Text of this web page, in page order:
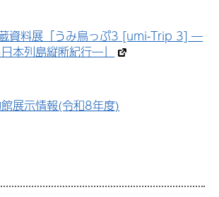
資料展「うみ鳥っぷ3 [umi-Trip 3] ―
本列島縦断紀行―」
展示情報(令和8年度)